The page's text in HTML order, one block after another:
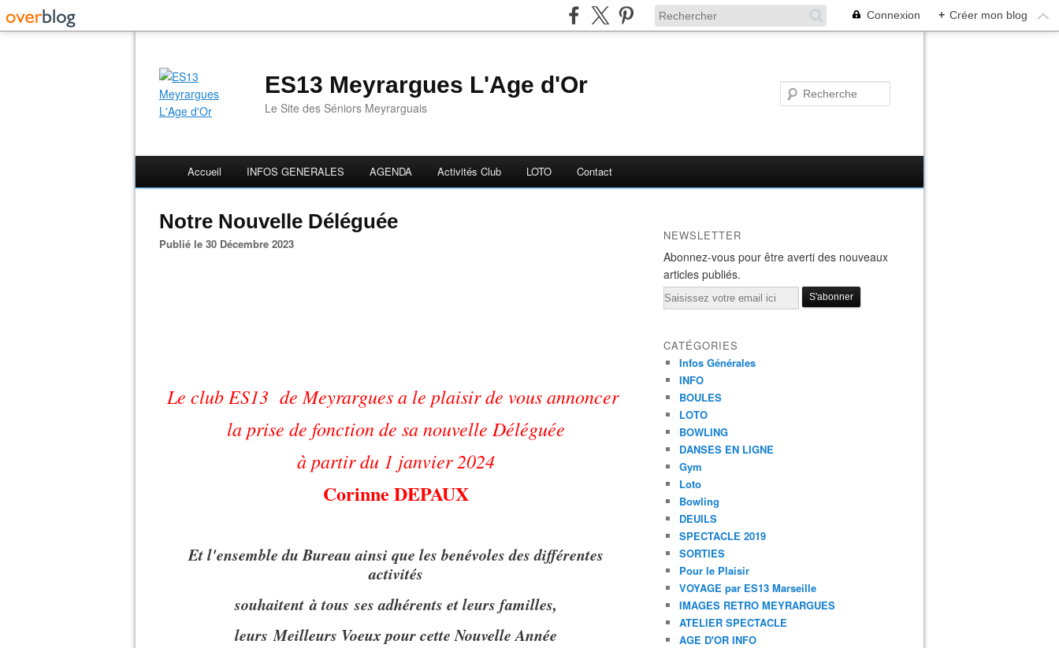
Connexion + Créer mon blog
ES13 Meyrargues L'Age d'Or
Le Site des Séniors Meyrarguais
Accueil INFOS GENERALES AGENDA Activités Club LOTO Contact
Notre Nouvelle Déléguée
Publié le 30 Décembre 2023
Le club ES13 de Meyrargues a le plaisir de vous annoncer
la prise de fonction de sa nouvelle Déléguée
à partir du 1 janvier 2024
Corinne DEPAUX
Et l'ensemble du Bureau ainsi que les benévoles des différentes
activités
souhaitent à tous ses adhérents et leurs familles,
leursMeilleurs Voeux pour cette Nouvelle Année
NEWSLETTER
Abonnez-vous pour être averti des nouveaux
articles publiés.
Email
CATÉGORIES
Infos Générales
INFO
BOULES
LOTO
BOWLING
DANSES EN LIGNE
Gym
Loto
Bowling
DEUILS
SPECTACLE 2019
SORTIES
Pour le Plaisir
VOYAGE par ES13 Marseille
IMAGES RETRO MEYRARGUES
ATELIER SPECTACLE
AGE D'OR INFO